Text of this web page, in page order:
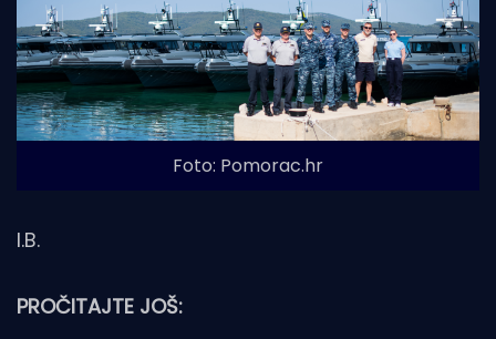
Foto: Pomorac.hr
I.B.
PROČITAJTE JOŠ: